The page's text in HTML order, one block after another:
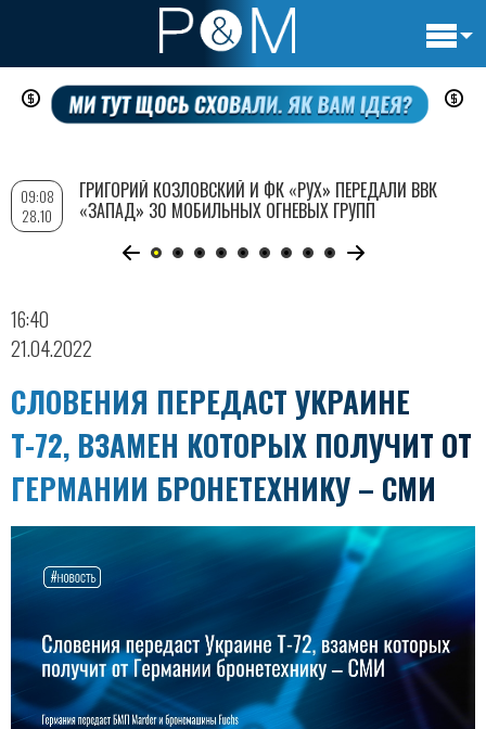
Перейти
содержанию
16:40
21.04.2022
СЛОВЕНИЯ ПЕРЕДАСТ УКРАИНЕ
Т-72, ВЗАМЕН КОТОРЫХ ПОЛУЧИТ ОТ
ГЕРМАНИИ БРОНЕТЕХНИКУ – СМИ
09:08
28.10
ГРИГОРИЙ КОЗЛОВСКИЙ И ФК «РУХ» ПЕРЕДАЛИ ВВК
«ЗАПАД» 30 МОБИЛЬНЫХ ОГНЕВЫХ ГРУПП